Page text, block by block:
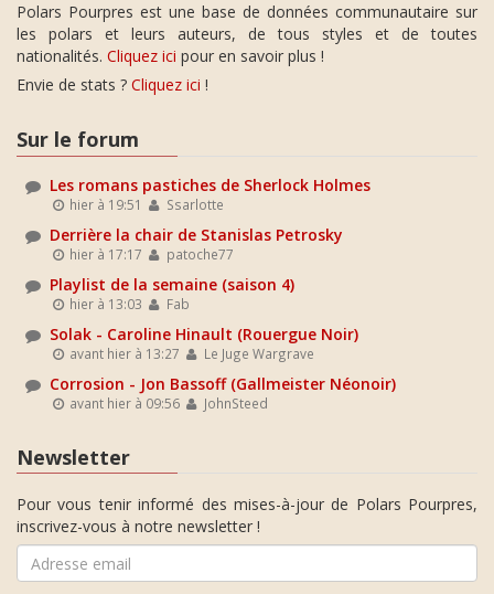
Polars Pourpres est une base de données communautaire sur
les polars et leurs auteurs, de tous styles et de toutes
nationalités. Cliquez ici pour en savoir plus !
Envie de stats ? Cliquez ici !
Sur le forum
Les romans pastiches de Sherlock Holmes
hier à 19:51 Ssarlotte
Derrière la chair de Stanislas Petrosky
hier à 17:17 patoche77
Playlist de la semaine (saison 4)
hier à 13:03 Fab
Solak - Caroline Hinault (Rouergue Noir)
avant hier à 13:27 Le Juge Wargrave
Corrosion - Jon Bassoff (Gallmeister Néonoir)
avant hier à 09:56 JohnSteed
Newsletter
Pour vous tenir informé des mises-à-jour de Polars Pourpres,
inscrivez-vous à notre newsletter !